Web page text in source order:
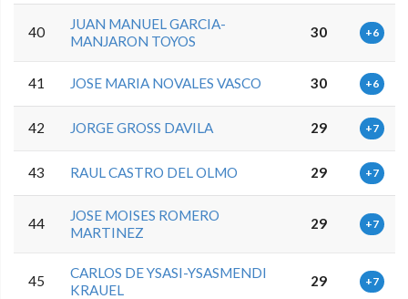
40
JUAN MANUEL GARCIA-
MANJARON TOYOS
30 +6
41 JOSE MARIA NOVALES VASCO 30 +6
42 JORGE GROSS DAVILA 29 +7
43 RAUL CASTRO DEL OLMO 29 +7
44
JOSE MOISES ROMERO
MARTINEZ
29 +7
45
CARLOS DE YSASI-YSASMENDI
KRAUEL
29 +7